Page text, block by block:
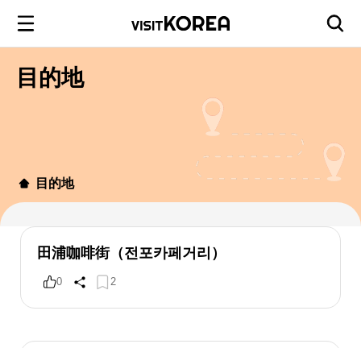
目的地
目的地
田浦咖啡街（전포카페거리）
0 2